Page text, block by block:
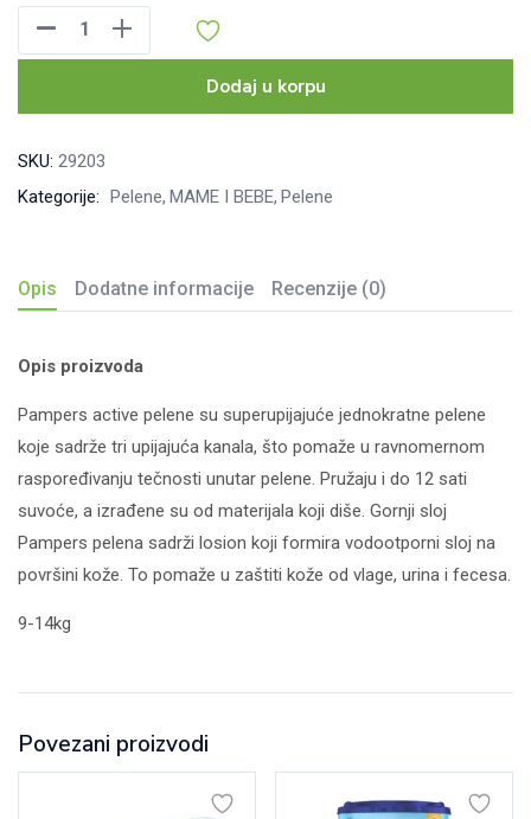
Pampers
active
pelene
količina
Dodaj u korpu
SKU: 29203
Kategorije: Pelene MAME I BEBE Pelene
Opis Dodatne informacije Recenzije (0)
Opis proizvoda
Pampers active pelene su superupijajuće jednokratne pelene
koje sadrže tri upijajuća kanala, što pomaže u ravnomernom
raspoređivanju tečnosti unutar pelene. Pružaju i do 12 sati
suvoće, a izrađene su od materijala koji diše. Gornji sloj
Pampers pelena sadrži losion koji formira vodootporni sloj na
površini kože. To pomaže u zaštiti kože od vlage, urina i fecesa.
9-14kg
Povezani proizvodi